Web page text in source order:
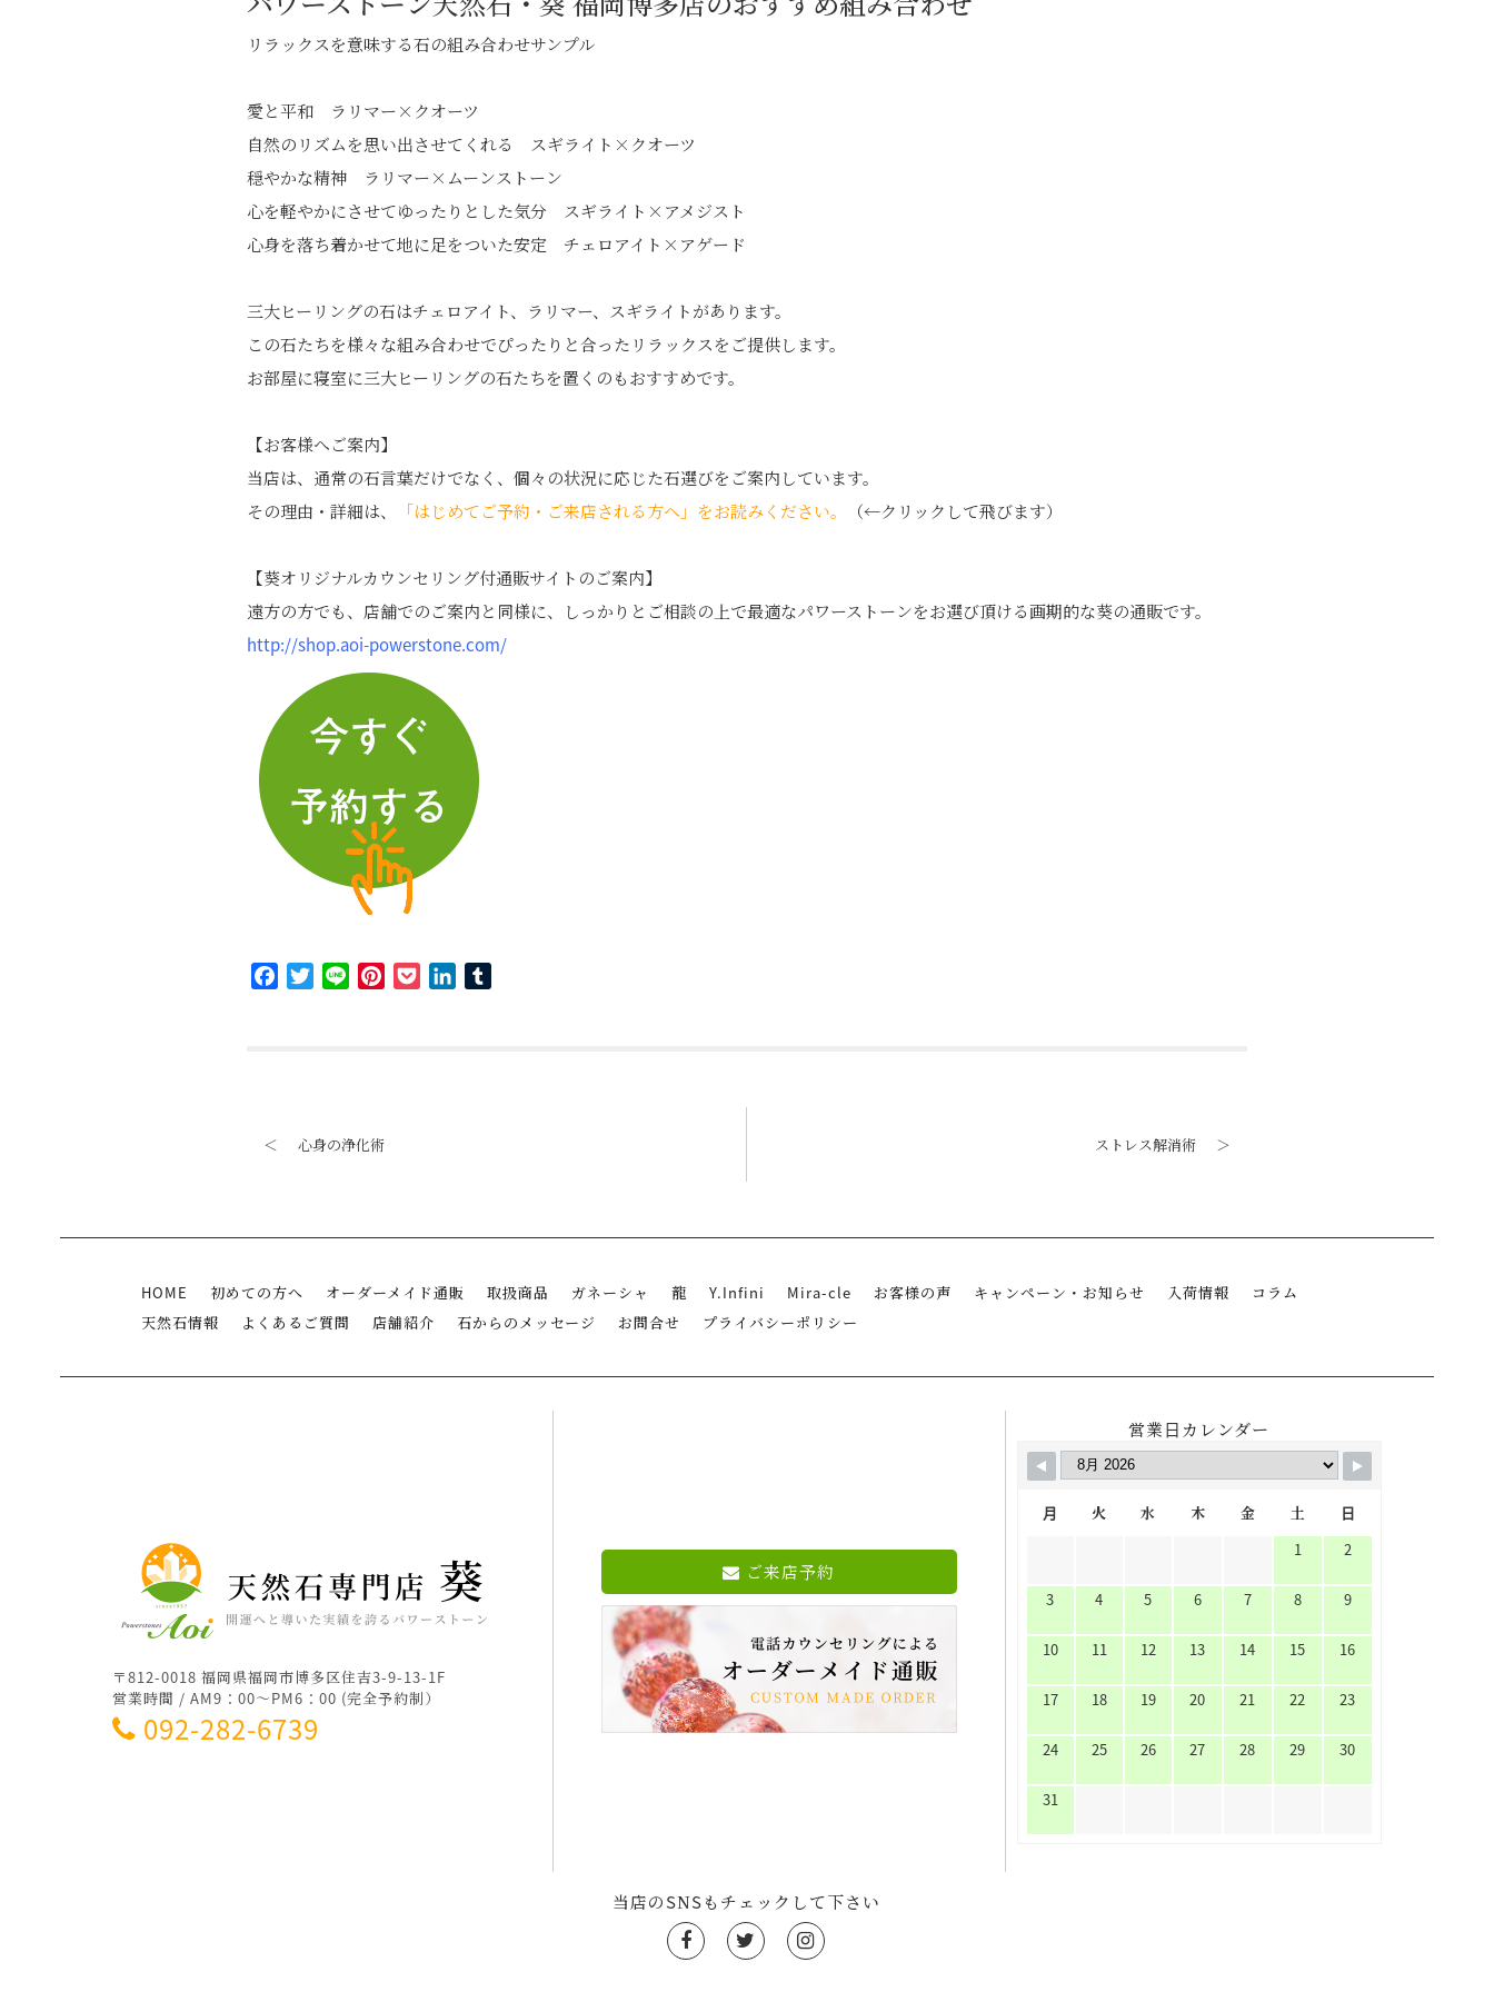
リラックスを意味する石の組み合わせサンプル
愛と平和 ラリマー×クオーツ
自然のリズムを思い出させてくれる スギライト×クオーツ
穏やかな精神 ラリマー×ムーンストーン
心を軽やかにさせてゆったりとした気分 スギライト×アメジスト
心身を落ち着かせて地に足をついた安定 チェロアイト×アゲード
三大ヒーリングの石はチェロアイト、ラリマー、スギライトがあります。
この石たちを様々な組み合わせでぴったりと合ったリラックスをご提供します。
お部屋に寝室に三大ヒーリングの石たちを置くのもおすすめです。
【お客様へご案内】
当店は、通常の石言葉だけでなく、個々の状況に応じた石選びをご案内しています。
その理由・詳細は、
「はじめてご予約・ご来店される方へ」をお読みください。 （←クリックして飛びます）
【葵オリジナルカウンセリング付通販サイトのご案内】
遠方の方でも、店舗でのご案内と同様に、しっかりとご相談の上で最適なパワーストーンをお選び頂ける画期的な葵の通販です。
http://shop.aoi-powerstone.com/
FacebookTwitterLine PinterestPocketLinkedIn
＜ 心身の浄化術 ストレス解消術 ＞
HOME 初めての方へ オーダーメイド通販 取扱商品 ガネーシャ 龍 Y.Infini Mira-cle お客様の声 キャンペーン・お知らせ 入荷情報
コラム
天然石情報
よくあるご質問 店舗紹介 石からのメッセージ お問合せ プライバシーポリシー
〒812-0018 福岡県福岡市博多区住吉3-9-13-1F
営業時間 / AM9：00～PM6：00 (完全予約制）
092-282-6739
ご来店予約
営業日カレンダー
月 火 水 木 金 土
日
1
2
3 4 5 6 7 8 9
10 11 12 13 14 15 16
17 18 19 20 21 22 23
24 25 26 27 28 29 30
31
当店のSNSもチェックして下さい